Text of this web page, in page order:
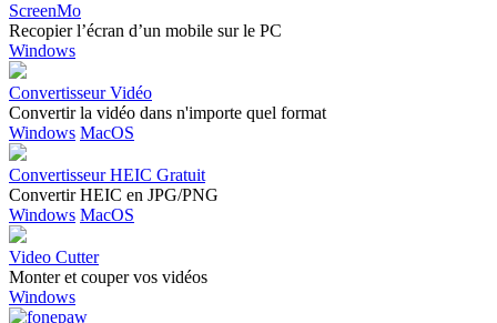
ScreenMo
Recopier l’écran d’un mobile sur le PC
Windows
Convertisseur Vidéo
Convertir la vidéo dans n'importe quel format
Windows MacOS
Convertisseur HEIC Gratuit
Convertir HEIC en JPG/PNG
Windows MacOS
Video Cutter
Monter et couper vos vidéos
Windows